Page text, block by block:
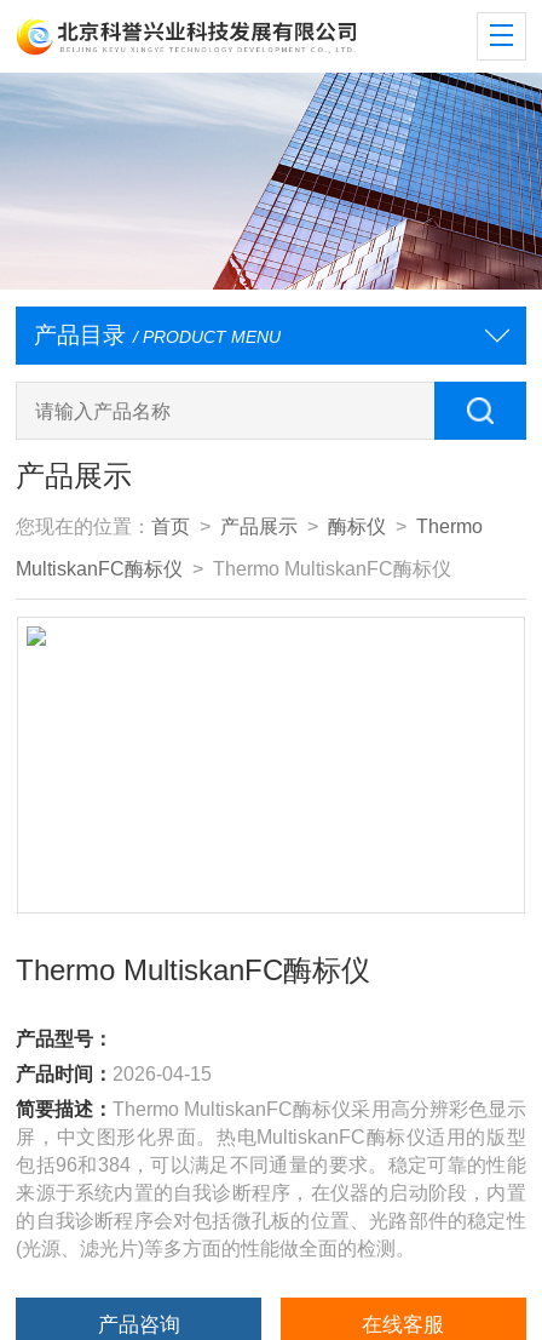
产品目录 / PRODUCT MENU
产品展示
您现在的位置：首页 > 产品展示 >酶标仪 >Thermo
MultiskanFC酶标仪 > Thermo MultiskanFC酶标仪
Thermo MultiskanFC酶标仪
产品型号：
产品时间： 2026-04-15
简要描述：Thermo MultiskanFC酶标仪采用高分辨彩色显示
屏，中文图形化界面。热电MultiskanFC酶标仪适用的版型
包括96和384，可以满足不同通量的要求。稳定可靠的性能
来源于系统内置的自我诊断程序，在仪器的启动阶段，内置
的自我诊断程序会对包括微孔板的位置、光路部件的稳定性
(光源、滤光片)等多方面的性能做全面的检测。
产品咨询 在线客服